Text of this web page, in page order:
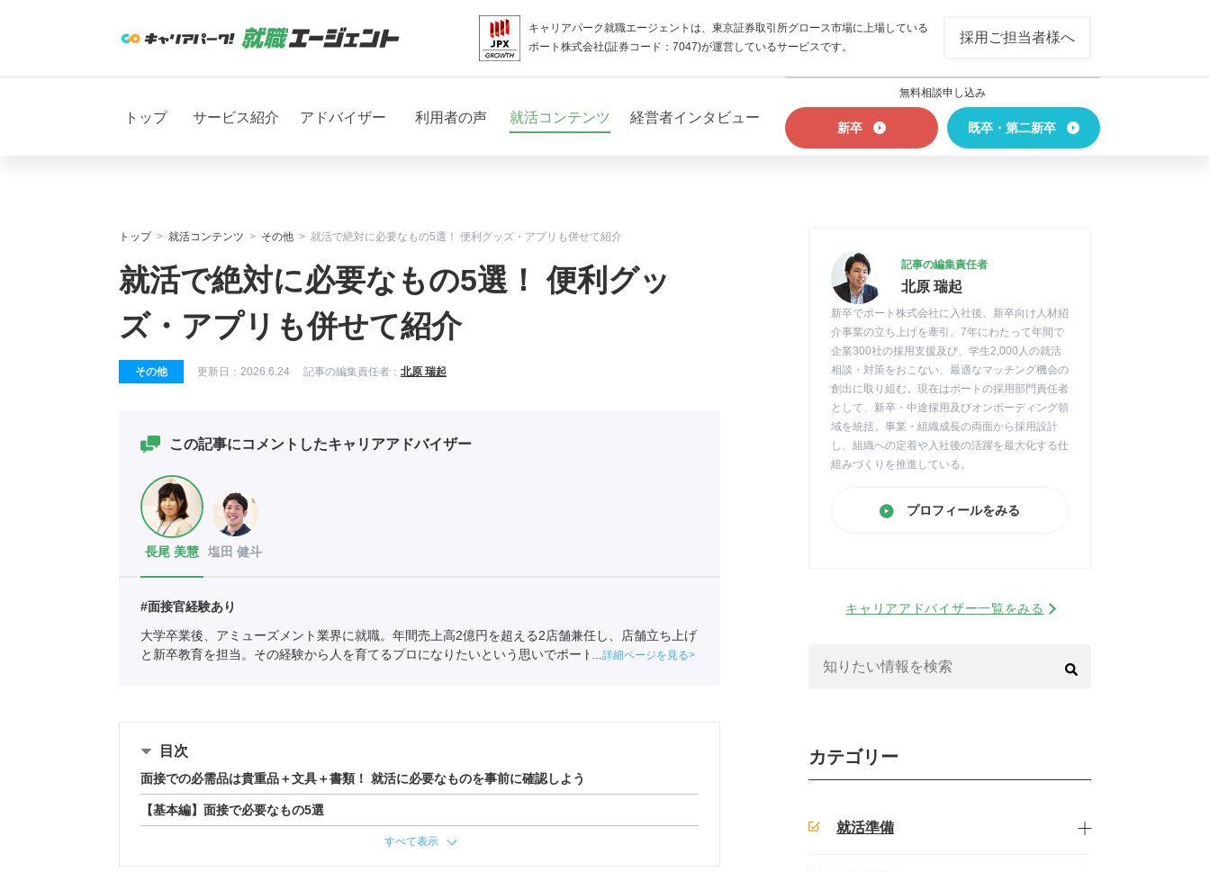
キャリアパーク就職エージェントは、東京証券取引所グロース市場に上場している
ポート株式会社(証券コード：7047)が運営しているサービスです。
採用ご担当者様へ
トップ サービス紹介 アドバイザー 利用者の声 就活コンテンツ 経営者インタビュー
無料相談申し込み
新卒 既卒・第二新卒
トップ 就活コンテンツ その他 就活で絶対に必要なもの5選！ 便利グッズ・アプリも併せて紹介
就活で絶対に必要なもの5選！ 便利グッ
ズ・アプリも併せて紹介
その他 更新日： 2026.6.24 記事の編集責任者： 北原 瑞起
この記事にコメントしたキャリアアドバイザー
長尾 美慧 塩田 健斗
#面接官経験あり
大学卒業後、アミューズメント業界に就職。年間売上高2億円を超える2店舗兼任し、店舗立ち上げ
と新卒教育を担当。その経験から人を育てるプロになりたいという思いでポートに転身。キャリア
詳細ページを見る
目次
面接での必需品は貴重品＋文具＋書類！ 就活に必要なものを事前に確認しよう
【基本編】面接で必要なもの5選
すべて表示
記事の編集責任者
北原 瑞起
新卒でポート株式会社に入社後、新卒向け人材紹
介事業の立ち上げを牽引。7年にわたって年間で
企業300社の採用支援及び、学生2,000人の就活
相談・対策をおこない、最適なマッチング機会の
創出に取り組む。現在はポートの採用部門責任者
として、新卒・中途採用及びオンボーディング領
域を統括。事業・組織成長の両面から採用設計
し、組織への定着や入社後の活躍を最大化する仕
組みづくりを推進している。
プロフィールをみる
キャリアアドバイザー一覧をみる
カテゴリー
就活準備